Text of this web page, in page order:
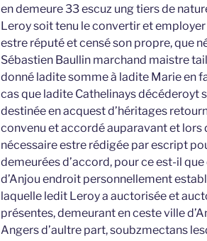
en demeure 33 escuz ung tiers de
Leroy soit tenu le convertir et
estre réputé et censé son propre, que
Sébastien Baullin marchand maistre
donné ladite somme à ladite Marie en
cas que ladite Cathelinays décéderoyt
destinée en acquest d’héritages
convenu et accordé auparavant et
nécessaire estre rédigée par escript
demeurées d’accord, pour ce est-il
d’Anjou endroit personnellement
laquelle ledit Leroy a auctorisée et
présentes, demeurant en ceste ville
Angers d’aultre part, soubzmectans